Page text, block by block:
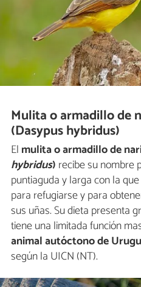
Mulita o armadillo de
(Dasypus hybridus)
El mulita o armadillo de
hybridus) recibe su nombre
puntiaguda y larga con la
para refugiarse y para
sus uñas. Su dieta presenta
tiene una limitada función
animal autóctono de
según la UICN (NT).